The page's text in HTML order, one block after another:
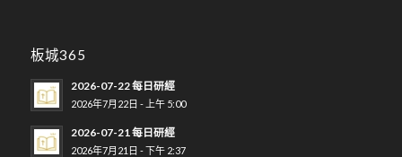
板城365
2026-07-22 每日研經
2026年7月22日 - 上午 5:00
2026-07-21 每日研經
2026年7月21日 - 下午 2:37